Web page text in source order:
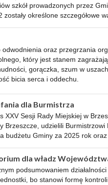
szkół prowadzonych przez
określone szczegółowe
oraz przegrzania
który jest stanem
gorączka, szum w
bicia serca i oddechu.
dla Burmistrza
XXV Sesji Rady Miejskiej w
Brzeszcze, udzielili Burmistrzowi
budżetu Gminy za 2025 rok
dla władz
podsumowaniem
bo stanowi formę